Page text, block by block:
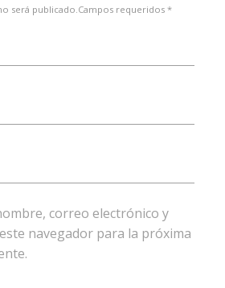
será publicado.Campos requeridos *
correo electrónico y
navegador para la próxima